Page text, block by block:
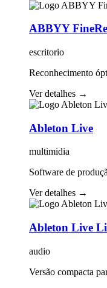
ABBYY
escritorio
Reconhecimento
Ver detalhes →
Ableton Live
multimidia
Software de
Ver detalhes →
Ableton Live
audio
Versão compacta